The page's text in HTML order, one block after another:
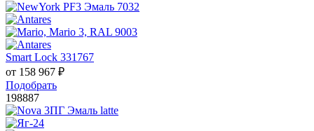
Smart Lock 331767
от 158 967 ₽
Подобрать
198887